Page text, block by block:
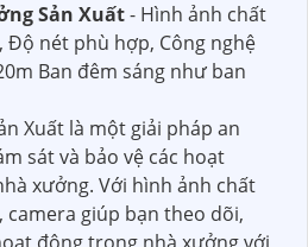
Sản Xuất- Hình ảnh chất
Độ nét phù hợp, Công nghệ
Ban đêm sáng như ban
Xuất là một giải pháp an
sát và bảo vệ các hoạt
xưởng. Với hình ảnh chất
camera giúp bạn theo dõi,